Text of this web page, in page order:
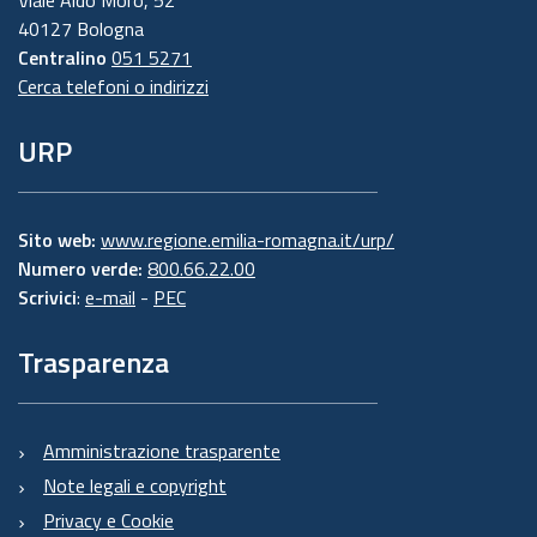
40127 Bologna
Centralino 051 5271
Cerca telefoni o indirizzi
URP
Sito web: www.regione.emilia-romagna.it/urp/
Numero verde: 800.66.22.00
Scrivici: e-mail - PEC
Trasparenza
Amministrazione trasparente
Note legali e copyright
Privacy e Cookie